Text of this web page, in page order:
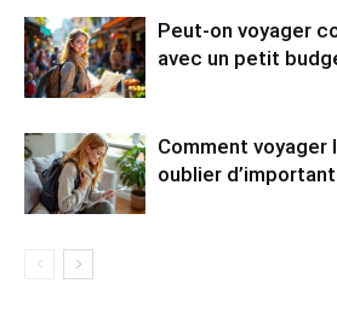
Peut-on voyager
avec un petit
Comment voyager
oublier